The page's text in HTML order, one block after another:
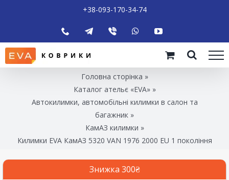
+38-093-170-34-74
Головна сторінка »
Каталог ательє «EVA»»
Автокилимки, автомобільні килимки в салон та
багажник »
КамАЗ килимки »
Килимки EVA КамАЗ 5320 VAN 1976 2000 EU 1 покоління
Знижка 300₴